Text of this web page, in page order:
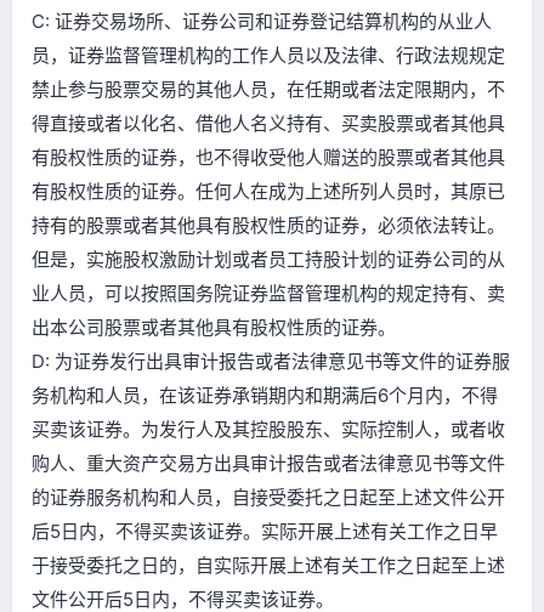
C: 证券交易场所、证券公司和证券登记结算机构的从业人
员，证券监督管理机构的工作人员以及法律、行政法规规定
禁止参与股票交易的其他人员，在任期或者法定限期内，不
得直接或者以化名、借他人名义持有、买卖股票或者其他具
有股权性质的证券，也不得收受他人赠送的股票或者其他具
有股权性质的证券。任何人在成为上述所列人员时，其原已
持有的股票或者其他具有股权性质的证券，必须依法转让。
但是，实施股权激励计划或者员工持股计划的证券公司的从
业人员，可以按照国务院证券监督管理机构的规定持有、卖
出本公司股票或者其他具有股权性质的证券。
D: 为证券发行出具审计报告或者法律意见书等文件的证券服
务机构和人员，在该证券承销期内和期满后6个月内，不得
买卖该证券。为发行人及其控股股东、实际控制人，或者收
购人、重大资产交易方出具审计报告或者法律意见书等文件
的证券服务机构和人员，自接受委托之日起至上述文件公开
后5日内，不得买卖该证券。实际开展上述有关工作之日早
于接受委托之日的，自实际开展上述有关工作之日起至上述
文件公开后5日内，不得买卖该证券。